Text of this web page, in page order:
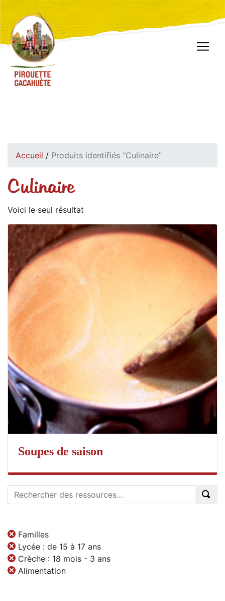
Accueil / Produits identifiés “Culinaire”
Culinaire
Voici le seul résultat
Soupes de saison
Familles
Lycée : de 15 à 17 ans
Crèche : 18 mois - 3 ans
Alimentation